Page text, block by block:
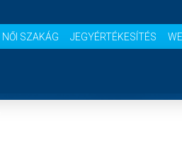
NŐI SZAKÁG JEGYÉRTÉKESÍTÉS